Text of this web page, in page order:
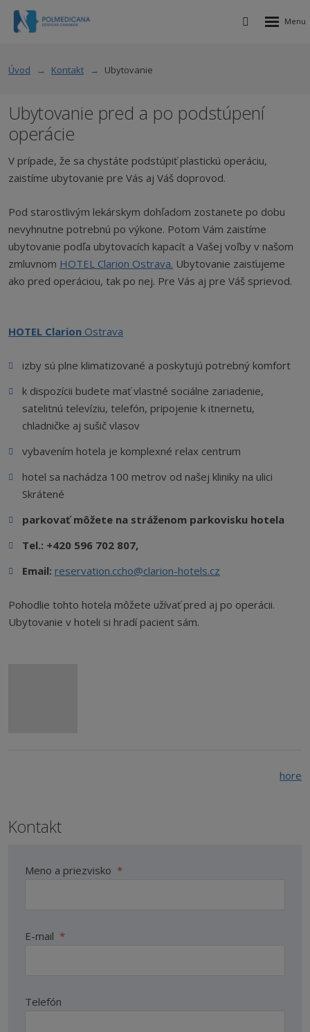
Vyhledávání
Rozbalení
Úvod Kontakt Ubytovanie
Ubytovanie pred a po podstúpení
operácie
V prípade, že sa chystáte podstúpiť plastickú operáciu,
zaistíme ubytovanie pre Vás aj Váš doprovod.
Pod starostlivým lekárskym dohľadom zostanete po dobu
nevyhnutne potrebnú po výkone. Potom Vám zaistíme
ubytovanie podľa ubytovacích kapacít a Vašej voľby v našom
zmluvnom HOTEL Clarion Ostrava. Ubytovanie zaisťujeme
ako pred operáciou, tak po nej. Pre Vás aj pre Váš sprievod.
HOTEL Clarion Ostrava
izby sú plne klimatizované a poskytujú potrebný komfort
k dispozícii budete mať vlastné sociálne zariadenie,
satelitnú televíziu, telefón, pripojenie k itnernetu,
chladničke aj sušič vlasov
vybavením hotela je komplexné relax centrum
hotel sa nachádza 100 metrov od našej kliniky na ulici
Skrátené
parkovať môžete na stráženom parkovisku hotela
Tel.: +420 596 702 807,
Email: reservation.ccho@clarion-hotels.cz
Pohodlie tohto hotela môžete užívať pred aj po operácii.
Ubytovanie v hoteli si hradí pacient sám.
hore
Kontakt
Meno a priezvisko *
E-mail *
Telefón